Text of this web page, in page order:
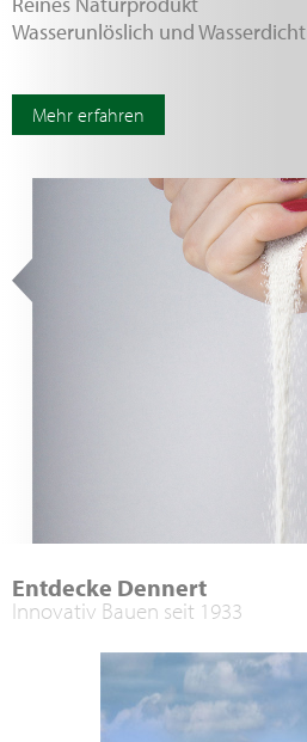
Wasserunlöslich und Wasserdicht
Mehr erfahren
Entdecke Dennert
Innovativ Bauen seit 1933